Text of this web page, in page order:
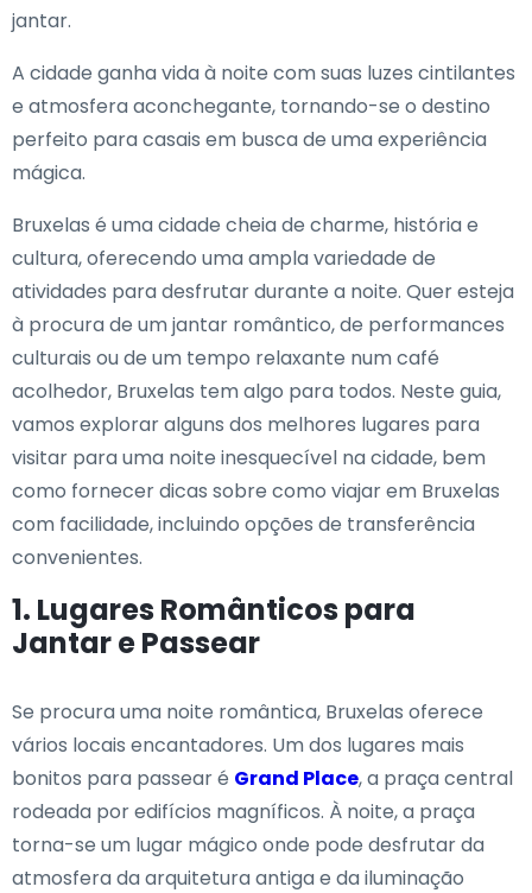
jantar.
A cidade ganha vida à noite com suas luzes cintilantes
e atmosfera aconchegante, tornando-se o destino
perfeito para casais em busca de uma experiência
mágica.
Bruxelas é uma cidade cheia de charme, história e
cultura, oferecendo uma ampla variedade de
atividades para desfrutar durante a noite. Quer esteja
à procura de um jantar romântico, de performances
culturais ou de um tempo relaxante num café
acolhedor, Bruxelas tem algo para todos. Neste guia,
vamos explorar alguns dos melhores lugares para
visitar para uma noite inesquecível na cidade, bem
como fornecer dicas sobre como viajar em Bruxelas
com facilidade, incluindo opções de transferência
convenientes.
1. Lugares Românticos para
Jantar e Passear
Se procura uma noite romântica, Bruxelas oferece
vários locais encantadores. Um dos lugares mais
bonitos para passear é Grand Place, a praça central
rodeada por edifícios magníficos. À noite, a praça
torna-se um lugar mágico onde pode desfrutar da
atmosfera da arquitetura antiga e da iluminação